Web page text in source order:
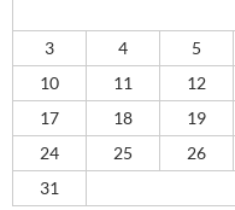
3
4 5
10
11 12
17
18 19
24
25 26
31